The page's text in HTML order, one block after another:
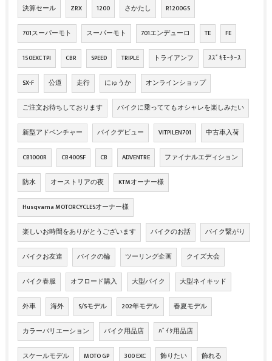
決算セール ZRX 1200 さかたし R1200GS
701スーパーモト スーパーモト 701エンデューロ TE FE
150EXC TPI CBR SPEED TRIPLE トライアンフ ｽｽﾞｷﾓｰﾀｰｽ
SX-F 公道 走行 にゅうか オンラインショップ
ご注文お待ちしております バイクに乗っててもオシャレを楽しみたい
新型アドベンチャー バイクデビュー VITPILEN701 中古車入荷
CB1000R CB400SF CB ADVENTRE ファイナルエディション
防水 オーストリアの夜 KTMオーナー様
Husqvarna MOTORCYCLESオーナー様
楽しいお時間をありがとうございます バイクのお話 バイク繋がり
バイクお友達 バイクの輪 ツーリング企画 クイズ大会
バイク春服 オフロード購入 大型バイク 大型ネイキッド
外車 海外 S/Sモデル 202年モデル 春夏モデル
カラーバリエーション バイク用品店 ﾊﾞｲｸ用品店
スケールモデル MOTO GP 300 EXC 飾りたい 飾れる